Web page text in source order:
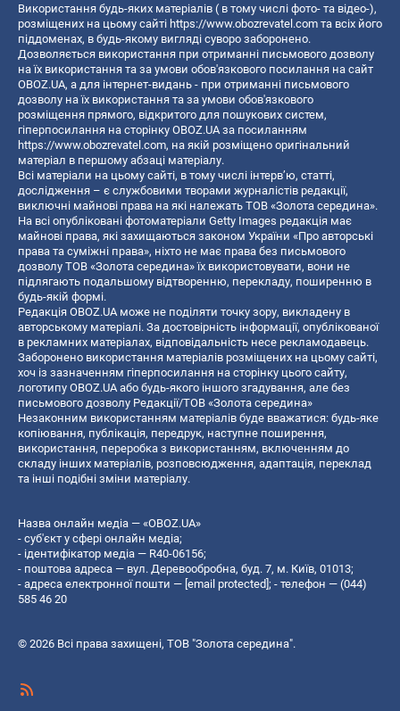
Використання будь-яких матеріалів ( в тому числі фото- та відео-),
розміщених на цьому сайті https://www.obozrevatel.com та всіх його
піддоменах, в будь-якому вигляді суворо заборонено.
Дозволяється використання при отриманні письмового дозволу
на їх використання та за умови обов'язкового посилання на сайт
OBOZ.UA, а для інтернет-видань - при отриманні письмового
дозволу на їх використання та за умови обов'язкового
розміщення прямого, відкритого для пошукових систем,
гіперпосилання на сторінку OBOZ.UA за посиланням
https://www.obozrevatel.com, на якій розміщено оригінальний
матеріал в першому абзаці матеріалу.
Всі матеріали на цьому сайті, в тому числі інтерв’ю, статті,
дослідження – є службовими творами журналістів редакції,
виключні майнові права на які належать ТОВ «Золота середина».
На всі опубліковані фотоматеріали Getty Images редакція має
майнові права, які захищаються законом України «Про авторські
права та суміжні права», ніхто не має права без письмового
дозволу ТОВ «Золота середина» їх використовувати, вони не
підлягають подальшому відтворенню, перекладу, поширенню в
будь-якій формі.
Редакція OBOZ.UA може не поділяти точку зору, викладену в
авторському матеріалі. За достовірність інформації, опублікованої
в рекламних матеріалах, відповідальність несе рекламодавець.
Заборонено використання матеріалів розміщених на цьому сайті,
хоч із зазначенням гіперпосилання на сторінку цього сайту,
логотипу OBOZ.UA або будь-якого іншого згадування, але без
письмового дозволу Редакції/ТОВ «Золота середина»
Незаконним використанням матеріалів буде вважатися: будь-яке
копiювання, публiкацiя, передрук, наступне поширення,
використання, переробка з використанням, включенням до
складу інших матеріалів, розповсюдження, адаптація, переклад
та інші подібні зміни матеріалу.
Назва онлайн медіа — «OBOZ.UA»
- суб'єкт у сфері онлайн медіа;
- ідентифікатор медіа — R40-06156;
- поштова адреса — вул. Деревообробна, буд. 7, м. Київ, 01013;
- адреса електронної пошти — [email protected] ; - телефон — (044)
585 46 20
© 2026 Всі права захищені, ТОВ "Золота середина".